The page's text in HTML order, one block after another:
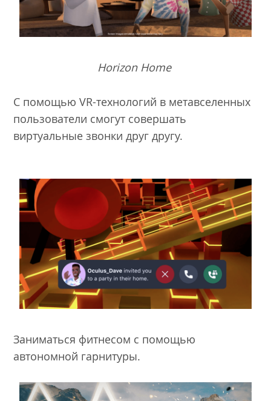
Horizon Home
С помощью VR-технологий в метавселенных
пользователи смогут совершать
виртуальные звонки друг другу.
Заниматься фитнесом с помощью
автономной гарнитуры.